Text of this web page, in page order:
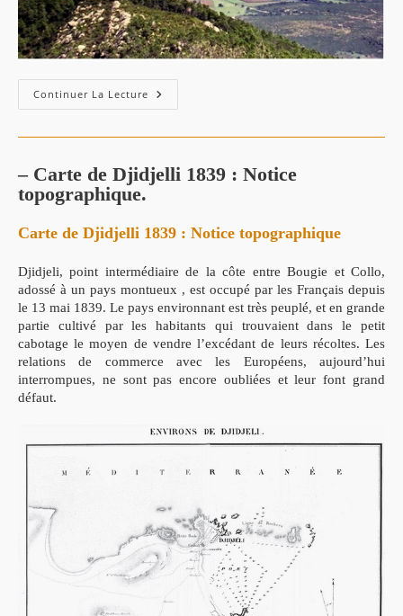
Continuer La Lecture Jijel
1963,
– Carte de Djidjelli 1839 : Notice
topographique.
Carte de Djidjelli 1839 : Notice topographique
Djidjeli, point intermédiaire de la côte entre Bougie et Collo,
adossé à un pays montueux , est occupé par les Français depuis
le 13 mai 1839. Le pays environnant est très peuplé, et en grande
partie cultivé par les habitants qui trouvaient dans le petit
cabotage le moyen de vendre l’excédant de leurs récoltes. Les
relations de commerce avec les Européens, aujourd’hui
interrompues, ne sont pas encore oubliées et leur font grand
défaut.